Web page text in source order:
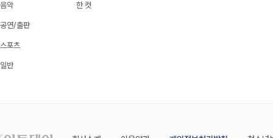
음악
공연/출판
스포츠
일반
한 컷